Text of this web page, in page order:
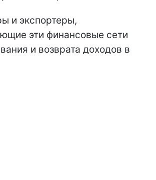
и экспортеры,
эти финансовые сети
и возврата доходов в